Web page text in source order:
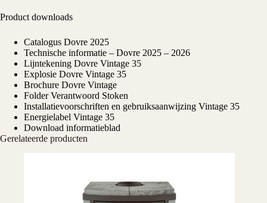
Product downloads
Catalogus Dovre 2025
Technische informatie – Dovre 2025 – 2026
Lijntekening Dovre Vintage 35
Explosie Dovre Vintage 35
Brochure Dovre Vintage
Folder Verantwoord Stoken
Installatievoorschriften en gebruiksaanwijzing Vintage 35
Energielabel Vintage 35
Download informatieblad
Gerelateerde producten